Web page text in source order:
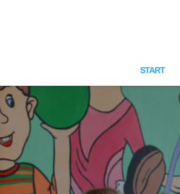
START